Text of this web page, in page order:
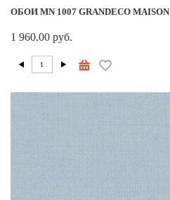
ОБОИ MN 1007 GRANDECO MAISON
1 960.00 руб.